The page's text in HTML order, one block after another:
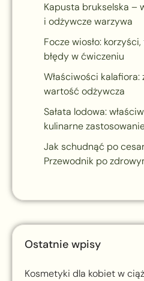
Kapusta brukselska –
i odżywcze warzywa
Focze wiosło:
błędy w ćwiczeniu
Właściwości
wartość odżywcza
Sałata lodowa:
kulinarne
Jak schudnąć po
Przewodnik po
Ostatnie wpisy
Kosmetyki dla kobiet w